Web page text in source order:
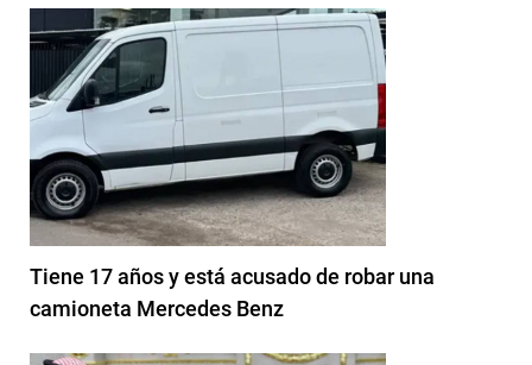
Tiene 17 años y está acusado de robar una
camioneta Mercedes Benz